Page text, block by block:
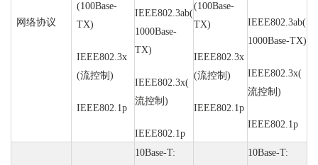
网络协议
(100Base-
TX)
IEEE802.3x
(流控制)
IEEE802.1p
IEEE802.3ab(
1000Base-
TX)
IEEE802.3x(
流控制 )
IEEE802.1p
(100Base-
TX)
IEEE802.3x
(流控制 )
IEEE802.1p
IEEE802.3ab(
1000Base-TX)
IEEE802.3x(
流控制 )
IEEE802.1p
10Base-T:
10Base-T: